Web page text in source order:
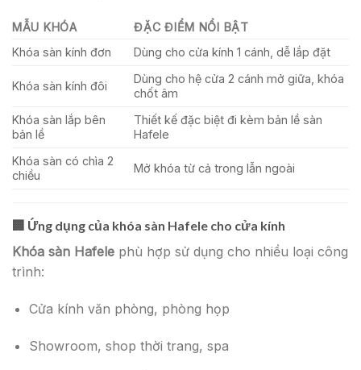
MẪU KHÓA
ĐẶC ĐIỂM NỔI BẬT
Khóa sàn kính đơn
Dùng cho cửa kính 1 cánh, dễ lắp đặt
Khóa sàn kính đôi
Dùng cho hệ cửa 2 cánh mở giữa, khóa
chốt âm
Khóa sàn lắp bên
bản lề
Thiết kế đặc biệt đi kèm bản lề sàn
Hafele
Khóa sàn có chìa 2
chiều
Mở khóa từ cả trong lẫn ngoài
🏢 Ứng dụng của khóa sàn Hafele cho cửa kính
Khóa sàn Hafele phù hợp sử dụng cho nhiều loại công
trình:
Cửa kính văn phòng, phòng họp
Showroom, shop thời trang, spa